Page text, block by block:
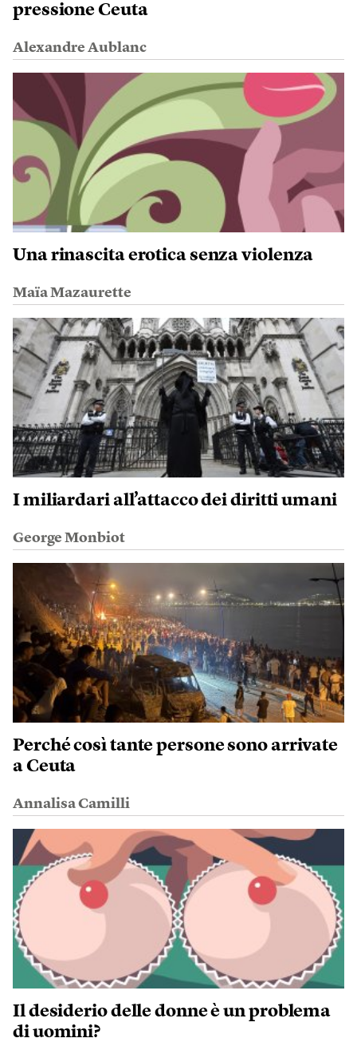
pressione Ceuta
Alexandre Aublanc
Una rinascita erotica senza violenza
Maïa Mazaurette
I miliardari all’attacco dei diritti umani
George Monbiot
Perché così tante persone sono arrivate
a Ceuta
Annalisa Camilli
Il desiderio delle donne è un problema
di uomini?